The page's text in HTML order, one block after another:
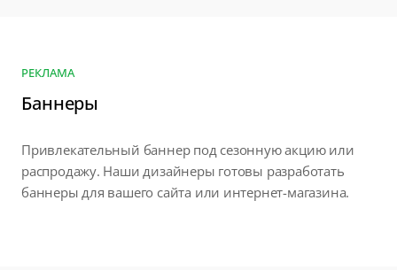
РЕКЛАМА
Баннеры
Привлекательный баннер под сезонную акцию или
распродажу. Наши дизайнеры готовы разработать
баннеры для вашего сайта или интернет-магазина.